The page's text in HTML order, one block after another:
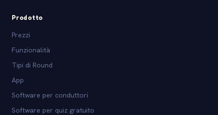
Prodotto
Prezzi
Funzionalità
Tipi di Round
App
Software per conduttori
Software per quiz gratuito